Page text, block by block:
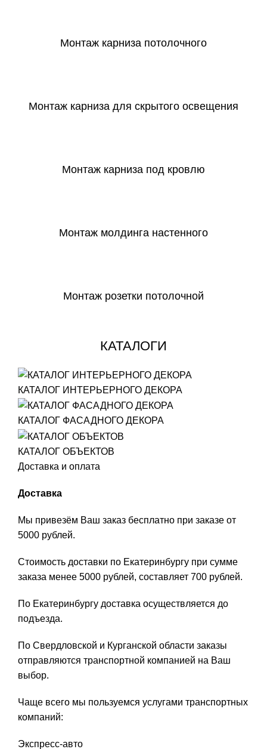
Монтаж карниза потолочного
Монтаж карниза для скрытого освещения
Монтаж карниза под кровлю
Монтаж молдинга настенного
Монтаж розетки потолочной
КАТАЛОГИ
КАТАЛОГ ИНТЕРЬЕРНОГО ДЕКОРА
КАТАЛОГ ФАСАДНОГО ДЕКОРА
КАТАЛОГ ОБЪЕКТОВ
Доставка и оплата
Доставка
Мы привезём Ваш заказ бесплатно при заказе от
5000 рублей.
Стоимость доставки по Екатеринбургу при сумме
заказа менее 5000 рублей, составляет 700 рублей.
По Екатеринбургу доставка осуществляется до
подъезда.
По Свердловской и Курганской области заказы
отправляются транспортной компанией на Ваш
выбор.
Чаще всего мы пользуемся услугами транспортных
компаний:
Экспресс-авто